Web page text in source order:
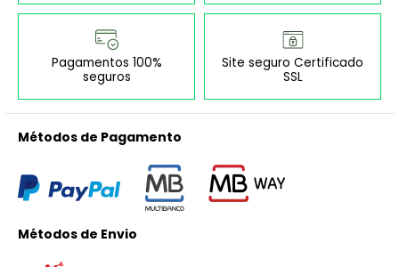
Pagamentos 100%
seguros
Site seguro Certificado
SSL
Métodos de Pagamento
Métodos de Envio